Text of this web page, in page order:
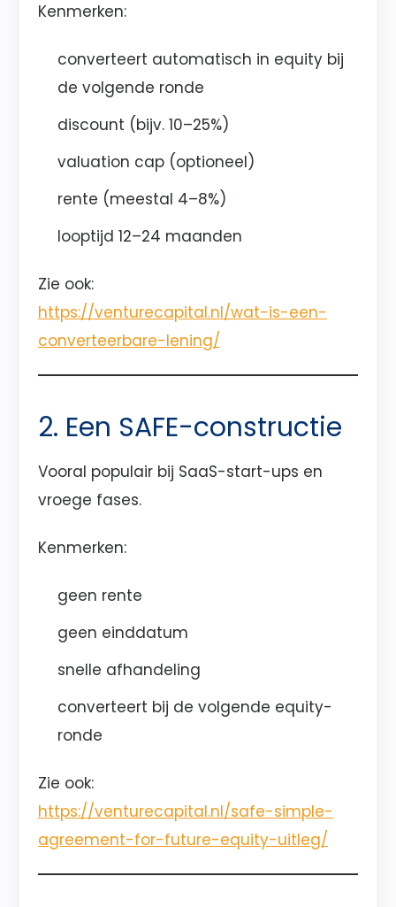
Kenmerken:
converteert automatisch in equity bij
de volgende ronde
discount (bijv. 10–25%)
valuation cap (optioneel)
rente (meestal 4–8%)
looptijd 12–24 maanden
Zie ook:
https://venturecapital.nl/wat-is-een-
converteerbare-lening/
2. Een SAFE-constructie
Vooral populair bij SaaS-start-ups en
vroege fases.
Kenmerken:
geen rente
geen einddatum
snelle afhandeling
converteert bij de volgende equity-
ronde
Zie ook:
https://venturecapital.nl/safe-simple-
agreement-for-future-equity-uitleg/